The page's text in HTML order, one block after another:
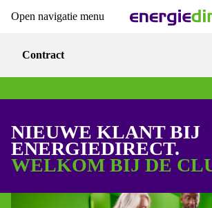
Direct naar hoofdinhoud
Direct naar inloggen
Open navigatie menu
Contract
NIEUWE KLANT BIJ
ENERGIEDIRECT.
WELKOM BIJ DE